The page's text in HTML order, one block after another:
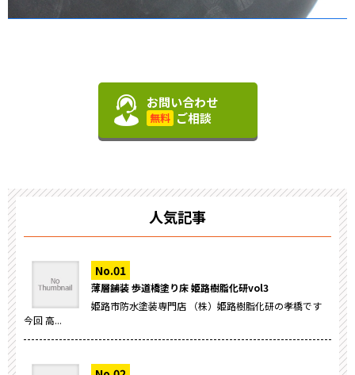
お問い合わせ
無料 ご相談
人気記事
薄層舗装 歩道橋塗り床 姫路樹脂化研vol3
姫路市防水塗装専門店 （株）姫路樹脂化研の孝橋です
今回 高...